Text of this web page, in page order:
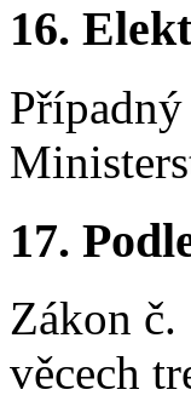
16.
17.
Zákon
věcech